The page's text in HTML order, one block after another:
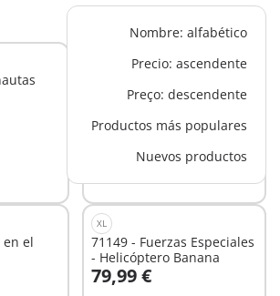
Nombre: alfabético
Precio: ascendente
Preço: descendente
Productos más populares
Nuevos productos
hechos
A la cesta
en el
XL
71149 - Fuerzas Especiales
- Helicóptero Banana
79,99 €
A la cesta